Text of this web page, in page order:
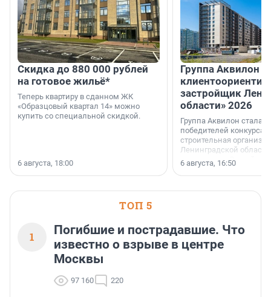
Скидка до 880 000 рублей
на готовое жильё*
Теперь квартиру в сданном ЖК
«Образцовый квартал 14» можно
купить со специальной скидкой.
6 августа, 18:00
Группа Аквилон
застройщик
области» 2026
Группа Аквилон стала
победителей конкурса
строительная
Ленинградской области
номинации «Самый
застройщик
области».
6 августа, 16:50
ТОП 5
1
Погибшие и пострадавшие. Что
известно о взрыве в центре
Москвы
97 160 220